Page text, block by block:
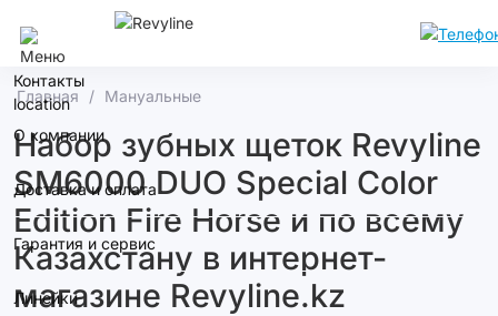
Контакты
О компании
Доставка и оплата
Гарантия и сервис
Линейки
Главная Мануальные
Набор зубных щеток Revyline
SM6000 DUO Special Color
Edition Fire Horse и по всему
Казахстану в интернет-
магазине Revyline.kz